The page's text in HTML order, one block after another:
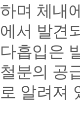
하며 체내
에서 발견
다흡입은
철분의 공
로 알려져